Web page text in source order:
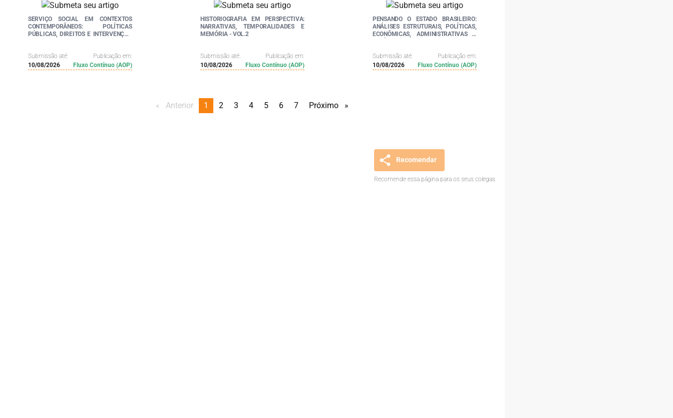
SERVIÇO SOCIAL EM CONTEXTOS
CONTEMPORÂNEOS: POLÍTICAS
PÚBLICAS, DIREITOS E INTERVENÇÃO
Submissão até:
Publicação em:
10/08/2026
Fluxo Contínuo (AOP)
HISTORIOGRAFIA EM PERSPECTIVA:
NARRATIVAS, TEMPORALIDADES E
MEMÓRIA - VOL.2
Submissão até:
Publicação em:
10/08/2026
Fluxo Contínuo (AOP)
PENSANDO O ESTADO BRASILEIRO:
ANÁLISES ESTRUTURAIS, POLÍTICAS,
ECONÔMICAS, ADMINISTRATIVAS E
Submissão até:
Publicação em:
10/08/2026
Fluxo Contínuo (AOP)
Anterior pageYou're
1 page
2 page
3 page
4 page
5 page
6 page
7 Próximo page
Recomendar
Recomende essa página para os seus colegas.